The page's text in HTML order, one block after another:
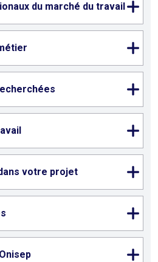
du marché du travail
votre projet